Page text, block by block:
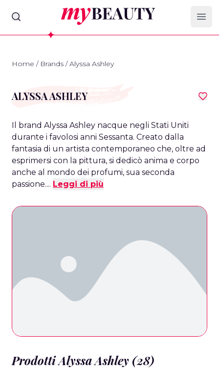
myBeauty
Home / Brands / Alyssa Ashley
ALYSSA ASHLEY
Il brand Alyssa Ashley nacque negli Stati Uniti
durante i favolosi anni Sessanta. Creato dalla
fantasia di un artista contemporaneo che, oltre ad
esprimersi con la pittura, si dedicò anima e corpo
anche al mondo dei profumi, sua seconda
passione.... Leggi di più
Prodotti Alyssa Ashley (28)